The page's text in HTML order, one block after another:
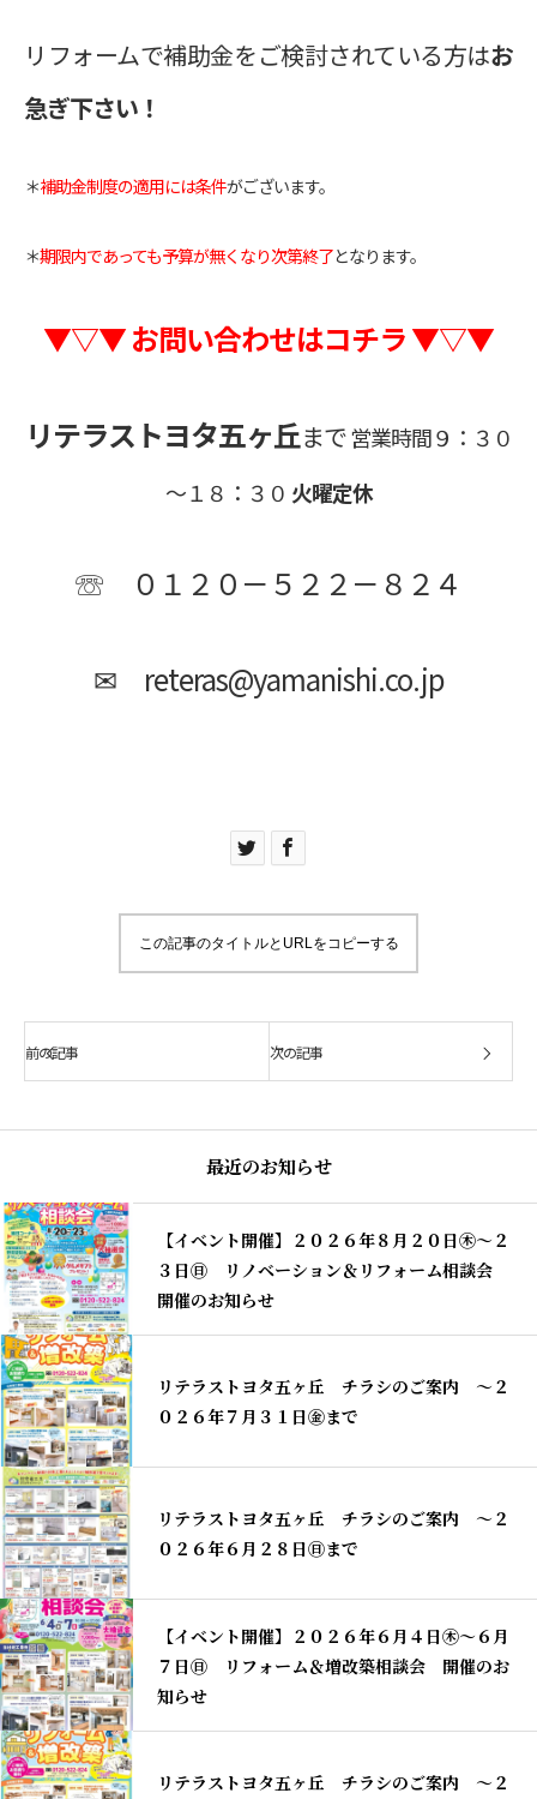
リフォームで補助金をご検討されている方はお
急ぎ下さい！
＊補助金制度の適用には条件がございます。
＊期限内であっても予算が無くなり次第終了となります。
▼▽▼ お問い合わせはコチラ ▼▽▼
リテラストヨタ五ヶ丘まで営業時間９：３０
～１８：３０ 火曜定休
☏ ０１２０－５２２－８２４
✉ reteras@yamanishi.co.jp
この記事のタイトルとURLをコピーする
前の記事 次の記事
最近のお知らせ
【イベント開催】２０２６年８月２０日㊍～２
３日㊐ リノベーション＆リフォーム相談会
開催のお知らせ
リテラストヨタ五ヶ丘 チラシのご案内 〜２
０２６年７月３１日㊎まで
リテラストヨタ五ヶ丘 チラシのご案内 〜２
０２６年６月２８日㊐まで
【イベント開催】２０２６年６月４日㊍～６月
７日㊐ リフォーム＆増改築相談会 開催のお
知らせ
リテラストヨタ五ヶ丘 チラシのご案内 〜２